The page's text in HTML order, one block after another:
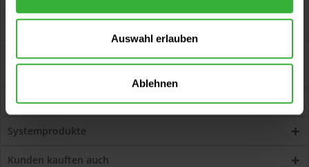
Auswahl erlauben
Ablehnen
Schimmelschutz 930 (Weiß) lösemittel- und weichmacherfrei,
Bewertungen
12
Zubehör 5
Systemprodukte
Kunden kauften auch